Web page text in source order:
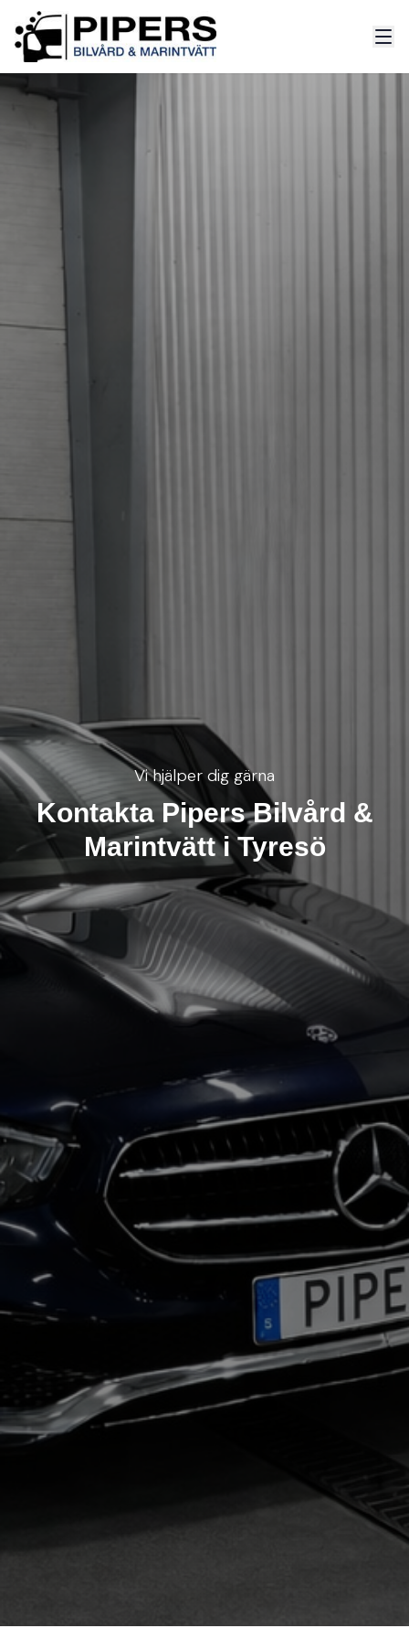
Vi hjälper dig gärna
Kontakta Pipers Bilvård &
Marintvätt i Tyresö